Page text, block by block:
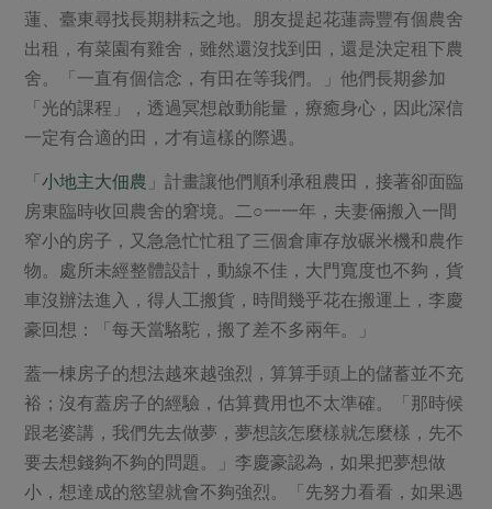
蓮、臺東尋找長期耕耘之地。朋友提起花蓮壽豐有個農舍
出租，有菜園有雞舍，雖然還沒找到田，還是決定租下農
舍。「一直有個信念，有田在等我們。」他們長期參加
「光的課程」，透過冥想啟動能量，療癒身心，因此深信
一定有合適的田，才有這樣的際遇。
「小地主大佃農 」計畫讓他們順利承租農田，接著卻面臨
房東臨時收回農舍的窘境。二○一一年，夫妻倆搬入一間
窄小的房子，又急急忙忙租了三個倉庫存放碾米機和農作
物。處所未經整體設計，動線不佳，大門寬度也不夠，貨
車沒辦法進入，得人工搬貨，時間幾乎花在搬運上，李慶
豪回想：「每天當駱駝，搬了差不多兩年。」
蓋一棟房子的想法越來越強烈，算算手頭上的儲蓄並不充
裕；沒有蓋房子的經驗，估算費用也不太準確。「那時候
跟老婆講，我們先去做夢，夢想該怎麼樣就怎麼樣，先不
要去想錢夠不夠的問題。」李慶豪認為，如果把夢想做
小，想達成的慾望就會不夠強烈。「先努力看看，如果遇